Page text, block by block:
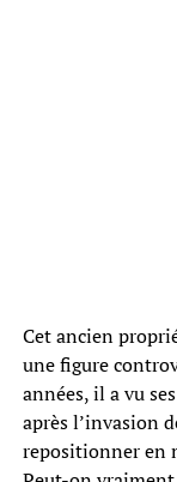
Cet ancien
une figure
années, il a vu
après l’invasion
repositionner en